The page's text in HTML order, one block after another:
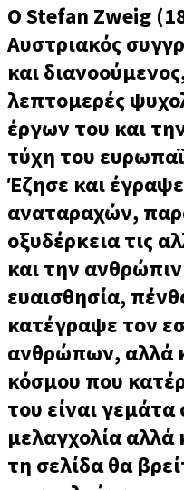
Ο Stefan Zweig
Αυστριακός
και
λεπτομερές
έργων του και
τύχη του
Έζησε και
αναταραχών,
οξυδέρκεια τις
και την
ευαισθησία,
κατέγραψε τον
ανθρώπων, αλλά
κόσμου που
του είναι
μελαγχολία αλλά
τη σελίδα θα